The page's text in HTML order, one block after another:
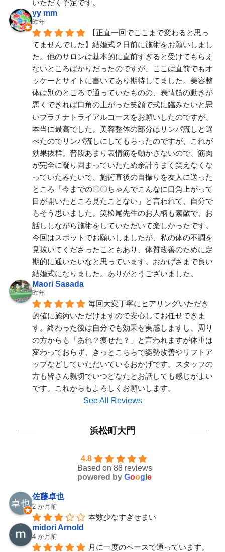
いただく予定です。
yy mm
昨年
【正直一回でここまで変わると思っ
てませんでした】結婚式２日前に施術をお願いしまし
た。他のサロンは基本的に直前すぎると受けてもらえ
ないところばかりだったのですが、ここは直前でもオ
ッケーとサイトに書いてあり期待してました。美容整
体は別のところで通っていたものの、表情筋の動きが
悪くできれば口角の上がった笑顔で式に臨みたいと思
いプラチナトライアルコースをお願いしたのですが、
本当に最高でした。美容整体の部分はリンパ流しと選
べたのでリンパ流しにしてもらったのですが、これが
効果抜群。普段あまり表情筋を動かさないので、筋肉
が完全に凝り固まっていたため余計うまく笑えなくな
っていたみたいで、施術直後の自撮りを友人に送った
ところ「今までの〇〇ちゃんでこんなに口角上がって
目が開いたところ見たことない」と言われて、自分で
もそう思いました。笑松尾先生のお人柄も素敵で、お
話ししながら施術をしていただいて楽しかったです。
今回はスポットでお願いしましたが、私の体の不調を
見抜いてくださったこともあり、体質改善のために定
期的に通いたいなと思っています。おかげさまで良い
結婚式になりました。ありがとうございました。
Maori Sasada
昨年
毎回大変丁寧にヒアリングいただき
的確に施術いただけますので安心してお任せできま
す。終わった後は自分でも効果を実感しますし、周り
の方からも「あれ？痩せた？」と言われますが体重は
変わっておらず、きっとこちらで姿勢改善やリフトア
ップなどしていただいているおかげです。スタッフの
方も皆さん親切でいつどなたとお話しても感じがよい
です。これからもよろしくお願いします。
See All Reviews
浜松町大門
4.8
Based on 88 reviews
powered by Goog e
佐藤卓也
2 か月前
本数少なすぎせまい
midori Arnold
4 か月前
月に一度のペースで通っています。